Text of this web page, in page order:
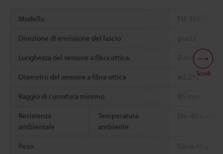
Modello FU-38S
Direzione di emissione del fascio piatta
Lunghezza del sensore a fibra ottica 2 m
Diametro del sensore a fibra ottica ø2.2×2
Raggio di curvatura minimo R5 mm
Resistenza
ambientale
Temperatura
ambiente
Da -40 a +70
Peso Circa 20 g
Scroll